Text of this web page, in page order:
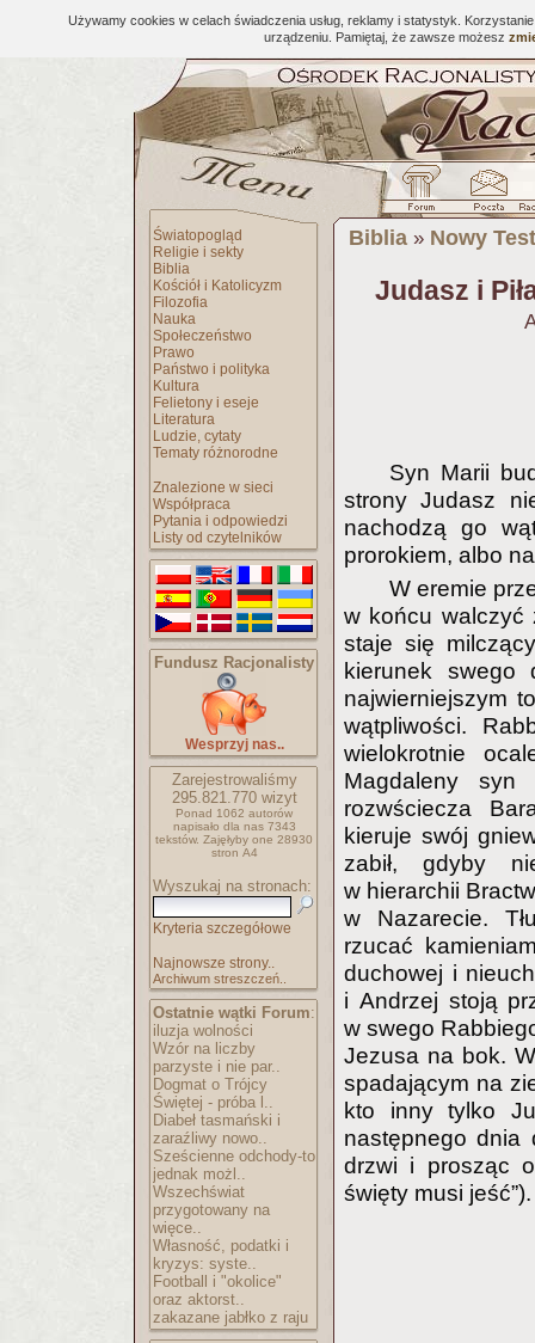
Używamy cookies w celach świadczenia usług, reklamy i statystyk.
urządzeniu. Pamiętaj, że zawsze możesz
Światopogląd
Religie i sekty
Biblia
Kościół i Katolicyzm
Filozofia
Nauka
Społeczeństwo
Prawo
Państwo i polityka
Kultura
Felietony i eseje
Literatura
Ludzie, cytaty
Tematy różnorodne
Znalezione w sieci
Współpraca
Pytania i odpowiedzi
Listy od czytelników
Fundusz Racjonalisty
Wesprzyj nas..
Zarejestrowaliśmy
295.821.770wizyt
Ponad 1062 autorów
napisało dla nas 7343
tekstów. Zajęłyby one 28930
stron A4
Wyszukaj na stronach:
Kryteria szczegółowe
Najnowsze strony..
Archiwum streszczeń..
Ostatnie wątki Forum:
iluzja wolności
Wzór na liczby
parzyste i nie par..
Dogmat o Trójcy
Świętej - próba l..
Diabeł tasmański i
zaraźliwy nowo..
Sześcienne odchody-to
jednak możl..
Wszechświat
przygotowany na
więce..
Własność, podatki i
kryzys: syste..
Football i "okolice"
oraz aktorst..
zakazane jabłko z raju
Biblia » Nowy
Judasz i
Syn Marii
strony Judasz
nachodzą go
prorokiem, albo
W eremie
w końcu walczyć
staje się
kierunek
najwierniejszym
wątpliwości.
wielokrotnie
Magdaleny
rozwściecza
kieruje swój
zabił, gdyby
w hierarchii
w Nazarecie.
rzucać
duchowej i
i Andrzej stoją
w swego
Jezusa na bok.
spadającym na
kto inny tylko
następnego dnia
drzwi i prosząc
święty musi jeść”).